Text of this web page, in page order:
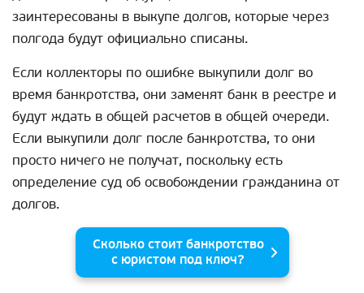
заинтересованы в выкупе долгов, которые через
полгода будут официально списаны.
Если коллекторы по ошибке выкупили долг во
время банкротства, они заменят банк в реестре и
будут ждать в общей расчетов в общей очереди.
Если выкупили долг после банкротства, то они
просто ничего не получат, поскольку есть
определение суд об освобождении гражданина от
долгов.
Сколько стоит банкротство
с юристом под ключ?